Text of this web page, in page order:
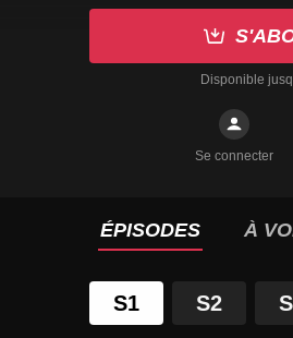
Disponible
Se connecter
ÉPISODES À
S1 S2